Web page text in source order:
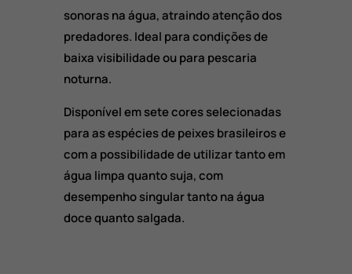
sonoras na água, atraindo atenção dos
predadores. Ideal para condições de
baixa visibilidade ou para pescaria
noturna.
Disponível em sete cores selecionadas
para as espécies de peixes brasileiros e
com a possibilidade de utilizar tanto em
água limpa quanto suja, com
desempenho singular tanto na água
doce quanto salgada.